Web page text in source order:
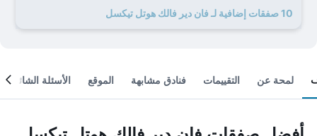
10 صفقات إضافية لـ فان دير فالك هوتل تيكسل
لمحة عن التقييمات فنادق مشابهة الموقع الأسئلة الشائعة